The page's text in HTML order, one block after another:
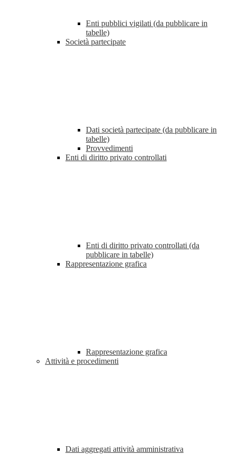
Enti pubblici vigilati (da pubblicare in
tabelle)
Società partecipate
Dati società partecipate (da pubblicare in
tabelle)
Provvedimenti
Enti di diritto privato controllati
Enti di diritto privato controllati (da
pubblicare in tabelle)
Rappresentazione grafica
Rappresentazione grafica
Attività e procedimenti
Dati aggregati attività amministrativa